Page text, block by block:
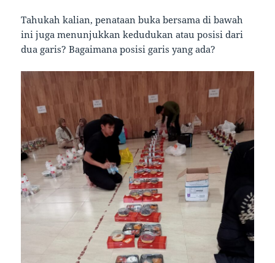
Tahukah kalian, penataan buka bersama di bawah
ini juga menunjukkan kedudukan atau posisi dari
dua garis? Bagaimana posisi garis yang ada?